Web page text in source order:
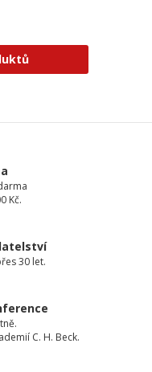
Kč.
30 let.
C. H. Beck.